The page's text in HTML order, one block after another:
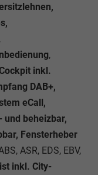
,
,
inkl.
DAB+,
eCall,
beheizbar,
Fensterheber
ASR, EDS, EBV,
inkl. City-